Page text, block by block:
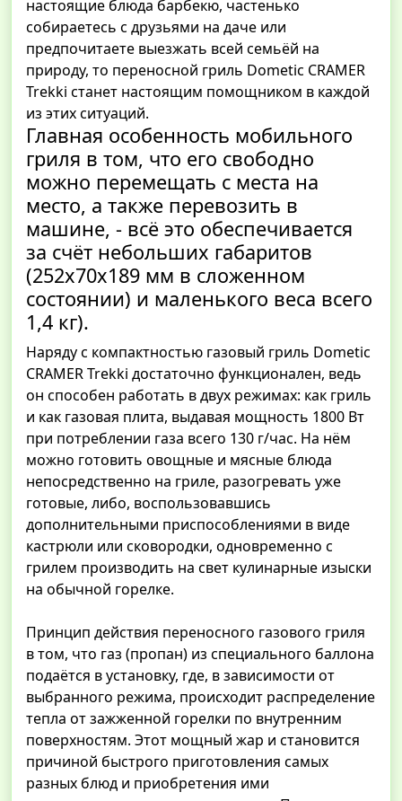
настоящие блюда барбекю, частенько
собираетесь с друзьями на даче или
предпочитаете выезжать всей семьёй на
природу, то переносной гриль Dometic CRAMER
Trekki станет настоящим помощником в каждой
из этих ситуаций.
Главная особенность мобильного
гриля в том, что его свободно
можно перемещать с места на
место, а также перевозить в
машине, - всё это обеспечивается
за счёт небольших габаритов
(252x70x189 мм в сложенном
состоянии) и маленького веса всего
1,4 кг).
Наряду с компактностью газовый гриль Dometic
CRAMER Trekki достаточно функционален, ведь
он способен работать в двух режимах: как гриль
и как газовая плита, выдавая мощность 1800 Вт
при потреблении газа всего 130 г/час. На нём
можно готовить овощные и мясные блюда
непосредственно на гриле, разогревать уже
готовые, либо, воспользовавшись
дополнительными приспособлениями в виде
кастрюли или сковородки, одновременно с
грилем производить на свет кулинарные изыски
на обычной горелке.
Принцип действия переносного газового гриля
в том, что газ (пропан) из специального баллона
подаётся в установку, где, в зависимости от
выбранного режима, происходит распределение
тепла от зажженной горелки по внутренним
поверхностям. Этот мощный жар и становится
причиной быстрого приготовления самых
разных блюд и приобретения ими